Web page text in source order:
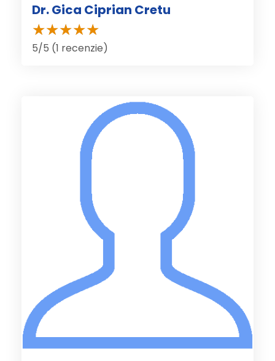
Dr. Gica Ciprian Cretu
5/5 (1 recenzie)